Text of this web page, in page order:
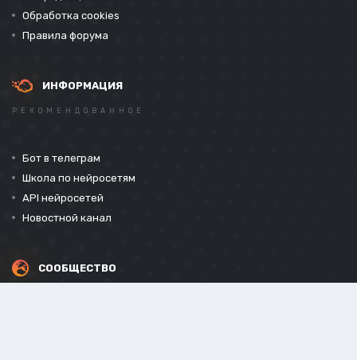
Обработка cookies
Правила форума
ИНФОРМАЦИЯ
РЕКОМЕНДОВАННОЕ
Бот в телеграм
Школа по нейросетям
API нейросетей
Новостной канал
СООБЩЕСТВО